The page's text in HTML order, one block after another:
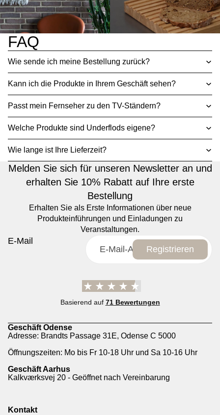
FAQ
Wie sende ich meine Bestellung zurück?
Kann ich die Produkte in Ihrem Geschäft sehen?
Passt mein Fernseher zu den TV-Ständern?
Welche Produkte sind Underflods eigene?
Wie lange ist Ihre Lieferzeit?
Melden Sie sich für unseren Newsletter an und
erhalten Sie 10% Rabatt auf Ihre erste
Bestellung
Erhalten Sie als Erste Informationen über neue
Produkteinführungen und Einladungen zu
Veranstaltungen.
E-Mail
Registrieren
Basierend auf 71 Bewertungen
Geschäft Odense
Adresse: Brandts Passage 31E, Odense C 5000
Öffnungszeiten: Mo bis Fr 10-18 Uhr und Sa 10-16 Uhr
Geschäft Aarhus
Kalkværksvej 20 - Geöffnet nach Vereinbarung
Kontakt